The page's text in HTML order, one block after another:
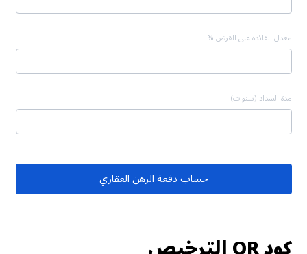
معدل الفائدة على القرض %
مدة السداد (سنوات)
حساب دفعة الرهن العقاري